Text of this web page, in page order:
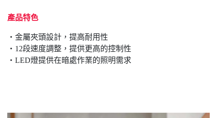
產品特色
‧金屬夾頭設計，提高耐用性
‧12段速度調整，提供更高的控制性
‧LED燈提供在暗處作業的照明需求